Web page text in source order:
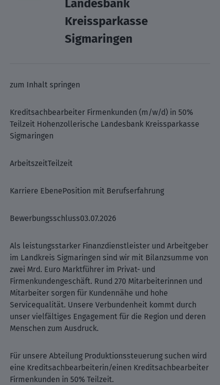
Landesbank
Kreissparkasse
Sigmaringen
zum Inhalt springen
Kreditsachbearbeiter Firmenkunden (m/w/d) in 50%
Teilzeit Hohenzollerische Landesbank Kreissparkasse
Sigmaringen
ArbeitszeitTeilzeit
Karriere EbenePosition mit Berufserfahrung
Bewerbungsschluss03.07.2026
Als leistungsstarker Finanzdienstleister und Arbeitgeber
im Landkreis Sigmaringen sind wir mit Bilanzsumme von
zwei Mrd. Euro Marktführer im Privat- und
Firmenkundengeschäft. Rund 270 Mitarbeiterinnen und
Mitarbeiter sorgen für Kundennähe und hohe
Servicequalität. Unsere Verbundenheit kommt durch
unser vielfältiges Engagement für die Region und deren
Menschen zum Ausdruck.
Für unsere Abteilung Produktionssteuerung suchen wird
eine Kreditsachbearbeiterin/einen Kreditsachbearbeiter
Firmenkunden in 50% Teilzeit.